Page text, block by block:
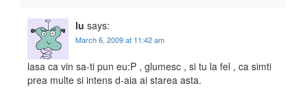
lu says:
March 6, 2009 at 11:42 am
lasa ca vin sa-ti pun eu:P , glumesc , si tu la fel , ca simti
prea multe si intens d-aia ai starea asta.